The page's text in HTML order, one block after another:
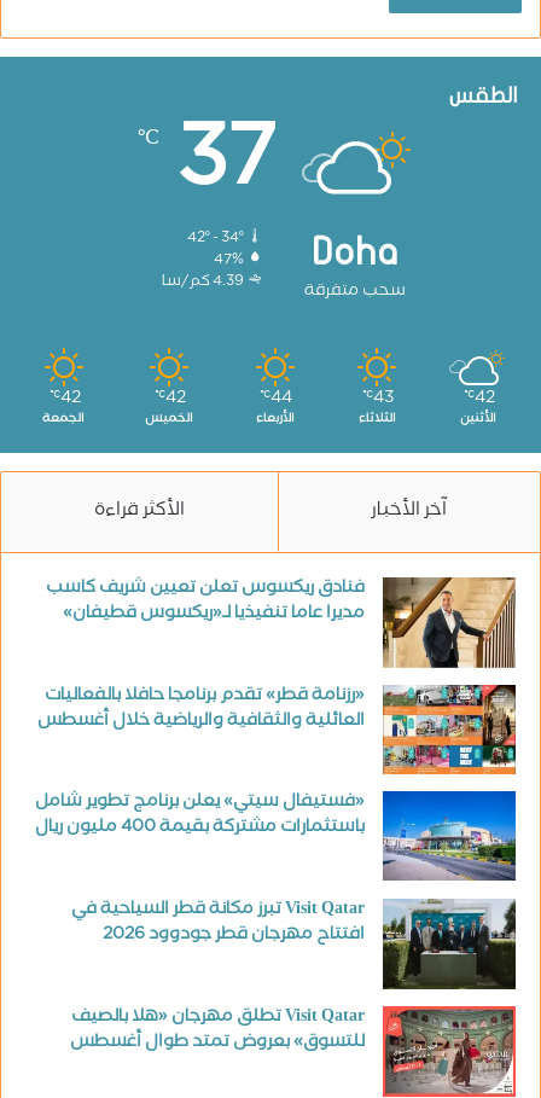
الطقس
Doha
سحب متفرقة
37
℃
42º - 34º
47%
4.39 كم/سا
42
℃
الأثنين
43
℃
الثلاثاء
44
℃
الأربعاء
42
℃
الخميس
42
℃
الجمعة
آخر الأخبار الأكثر قراءة
فنادق ريكسوس تعلن تعيين شريف كاسب
مديرا عاما تنفيذيا لـ«ريكسوس قطيفان»
«رزنامة قطر» تقدم برنامجا حافلا بالفعاليات
العائلية والثقافية والرياضية خلال أغسطس
«فستيفال سيتي» يعلن برنامج تطوير شامل
باستثمارات مشتركة بقيمة 400 مليون ريال
Visit Qatar تبرز مكانة قطر السياحية في
افتتاح مهرجان قطر جودوود 2026
Visit Qatar تطلق مهرجان «هلا بالصيف
للتسوق» بعروض تمتد طوال أغسطس